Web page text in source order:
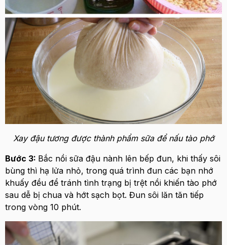
Xay đậu tương được thành phẩm sữa để nấu tào phớ
Bước 3: Bắc nồi sữa đậu nành lên bếp đun, khi thấy sôi
bùng thì hạ lửa nhỏ, trong quá trình đun các bạn nhớ
khuấy đều để tránh tình trạng bị trệt nồi khiến tào phớ
sau dễ bị chua và hớt sạch bọt. Đun sôi lăn tăn tiếp
trong vòng 10 phút.